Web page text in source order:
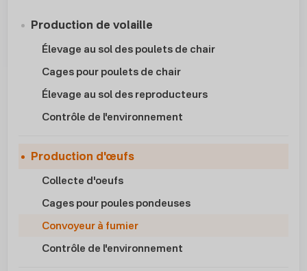
Production de volaille
Élevage au sol des poulets de chair
Cages pour poulets de chair
Élevage au sol des reproducteurs
Contrôle de l'environnement
Production d'œufs
Collecte d'oeufs
Cages pour poules pondeuses
Convoyeur à fumier
Contrôle de l'environnement